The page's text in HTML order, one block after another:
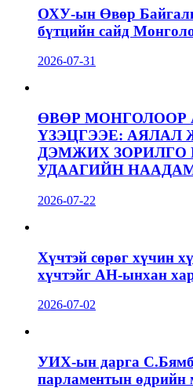
ОХУ-ын Өвөр
бүтцийн сайд
2026-07-31
ӨВӨР
ҮЗЭЦГЭЭЕ: АЯЛАЛ
ДЭМЖИХ ЗОРИЛГО
УДААГИЙН
2026-07-22
Хүчтэй сөрөг хүчин
хүчтэйг АН-ынхан
2026-07-02
УИХ-ын дарга
парламентын өдрийн